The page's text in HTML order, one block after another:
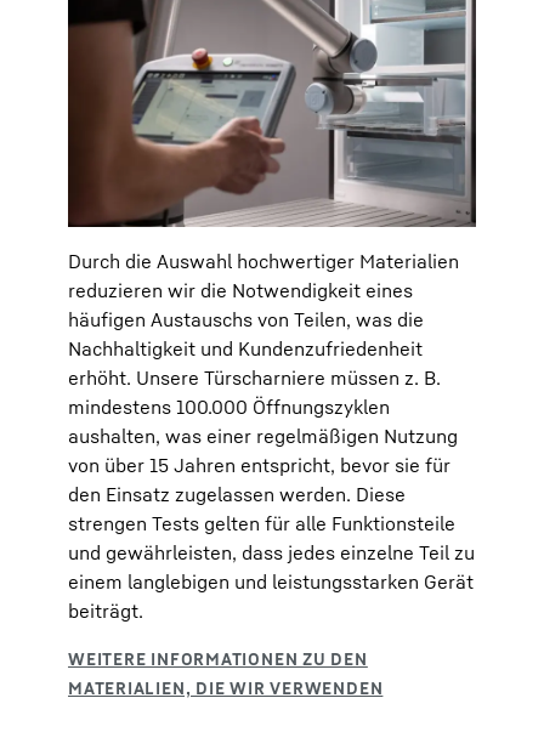
Durch die Auswahl hochwertiger Materialien
reduzieren wir die Notwendigkeit eines
häufigen Austauschs von Teilen, was die
Nachhaltigkeit und Kundenzufriedenheit
erhöht. Unsere Türscharniere müssen z. B.
mindestens 100.000 Öffnungszyklen
aushalten, was einer regelmäßigen Nutzung
von über 15 Jahren entspricht, bevor sie für
den Einsatz zugelassen werden. Diese
strengen Tests gelten für alle Funktionsteile
und gewährleisten, dass jedes einzelne Teil zu
einem langlebigen und leistungsstarken Gerät
beiträgt.